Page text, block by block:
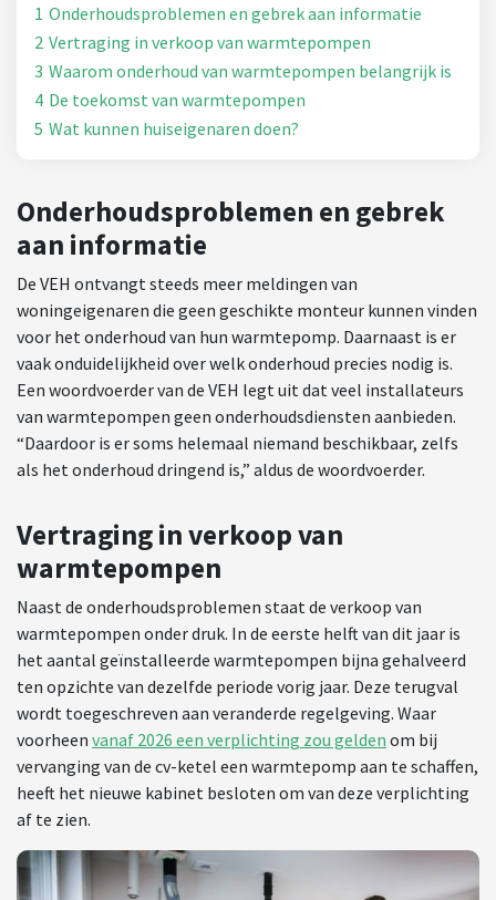
1 Onderhoudsproblemen en gebrek aan informatie
2 Vertraging in verkoop van warmtepompen
3 Waarom onderhoud van warmtepompen belangrijk is
4 De toekomst van warmtepompen
5 Wat kunnen huiseigenaren doen?
Onderhoudsproblemen en gebrek
aan informatie
De VEH ontvangt steeds meer meldingen van
woningeigenaren die geen geschikte monteur kunnen vinden
voor het onderhoud van hun warmtepomp. Daarnaast is er
vaak onduidelijkheid over welk onderhoud precies nodig is.
Een woordvoerder van de VEH legt uit dat veel installateurs
van warmtepompen geen onderhoudsdiensten aanbieden.
“Daardoor is er soms helemaal niemand beschikbaar, zelfs
als het onderhoud dringend is,” aldus de woordvoerder.
Vertraging in verkoop van
warmtepompen
Naast de onderhoudsproblemen staat de verkoop van
warmtepompen onder druk. In de eerste helft van dit jaar is
het aantal geïnstalleerde warmtepompen bijna gehalveerd
ten opzichte van dezelfde periode vorig jaar. Deze terugval
wordt toegeschreven aan veranderde regelgeving. Waar
voorheen vanaf 2026 een verplichting zou gelden om bij
vervanging van de cv-ketel een warmtepomp aan te schaffen,
heeft het nieuwe kabinet besloten om van deze verplichting
af te zien.